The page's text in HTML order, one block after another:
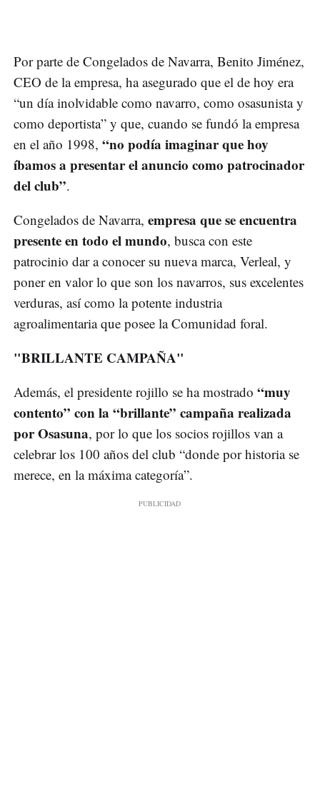
Por parte de Congelados de Navarra, Benito Jiménez,
CEO de la empresa, ha asegurado que el de hoy era
“un día inolvidable como navarro, como osasunista y
como deportista” y que, cuando se fundó la empresa
en el año 1998, “no podía imaginar que hoy
íbamos a presentar el anuncio como patrocinador
del club”.
Congelados de Navarra, empresa que se encuentra
presente en todo el mundo, busca con este
patrocinio dar a conocer su nueva marca, Verleal, y
poner en valor lo que son los navarros, sus excelentes
verduras, así como la potente industria
agroalimentaria que posee la Comunidad foral.
"BRILLANTE CAMPAÑA"
Además, el presidente rojillo se ha mostrado “muy
contento” con la “brillante” campaña realizada
por Osasuna, por lo que los socios rojillos van a
celebrar los 100 años del club “donde por historia se
merece, en la máxima categoría”.